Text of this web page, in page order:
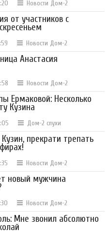
Новости Дом-2
от участников с
Новости Дом-2
Анастасия
Новости Дом-2
Ермаковой: Несколько
Кузина
Дом-2 слухи
прекрати трепать
Новости Дом-2
новый мужчина
Новости Дом-2
Мне звонил абсолютно